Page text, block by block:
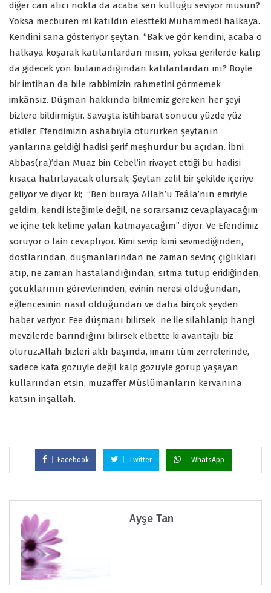
diğer can alıcı nokta da acaba sen kulluğu seviyor musun?
Yoksa mecburen mi katıldın elestteki Muhammedi halkaya.
Kendini sana gösteriyor şeytan. ‘’Bak ve gör kendini, acaba o
halkaya koşarak katılanlardan mısın, yoksa gerilerde kalıp
da gidecek yön bulamadığından katılanlardan mı? Böyle
bir imtihan da bile rabbimizin rahmetini görmemek
imkânsız. Düşman hakkında bilmemiz gereken her şeyi
bizlere bildirmiştir. Savaşta istihbarat sonucu yüzde yüz
etkiler. Efendimizin ashabıyla otururken şeytanın
yanlarına geldiği hadisi şerif meşhurdur bu açıdan. İbni
Abbas(r.a)’dan Muaz bin Cebel’in rivayet ettiği bu hadisi
kısaca hatırlayacak olursak; Şeytan zelil bir şekilde içeriye
geliyor ve diyor ki; ‘’Ben buraya Allah’u Teâla’nın emriyle
geldim, kendi isteğimle değil, ne sorarsanız cevaplayacağım
ve içine tek kelime yalan katmayacağım’’ diyor. Ve Efendimiz
soruyor o lain cevaplıyor. Kimi sevip kimi sevmediğinden,
dostlarından, düşmanlarından ne zaman sevinç çığlıkları
atıp, ne zaman hastalandığından, sıtma tutup eridiğinden,
çocuklarının görevlerinden, evinin neresi olduğundan,
eğlencesinin nasıl olduğundan ve daha birçok şeyden
haber veriyor. Eee düşmanı bilirsek ne ile silahlanip hangi
mevzilerde barındığını bilirsek elbette ki avantajlı biz
oluruz.Allah bizleri aklı başında, imanı tüm zerrelerinde,
sadece kafa gözüyle değil kalp gözüyle görüp yaşayan
kullarından etsin, muzaffer Müslümanların kervanına
katsın inşallah.
Facebook Twitter WhatsApp
Ayşe Tan